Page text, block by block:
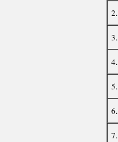
2.
3.
4.
5.
6.
7.